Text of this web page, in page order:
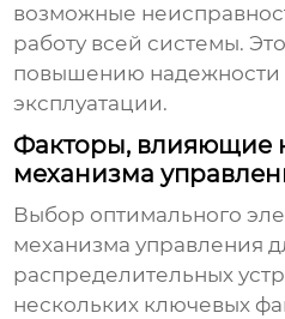
возможные
работу всей системы.
повышению надежности
эксплуатации.
Факторы, влияющие
механизма
Выбор оптимального
механизма управления
распределительных
нескольких ключевых